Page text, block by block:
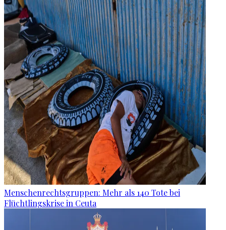
Menschenrechtsgruppen: Mehr als 140 Tote bei
Flüchtlingskrise in Ceuta